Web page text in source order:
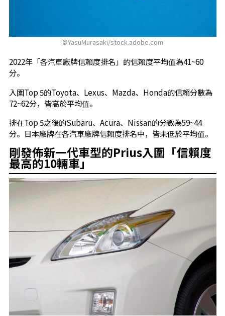
©YasuMurasaki/stock.adobe.com
2022年「各汽車廠牌信賴度排名」的信賴度平均值為41~60
分。
入圍Top 5的Toyota、Lexus、Mazda、Honda的信賴分數為
72~62分，皆高於平均值。
排在Top 5之後的Subaru、Acura、Nissan的分數為59~44
分。日本廠牌在各汽車廠牌信賴度排名中，皆未低於平均值。
剛發佈新一代車型的Prius入圍「信賴度
最高的10輛車」